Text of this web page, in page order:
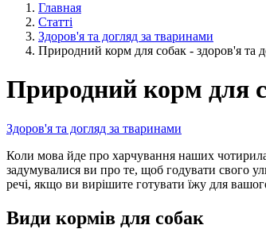
Главная
Статті
Здоров'я та догляд за тваринами
Природний корм для собак - здоров'я та
Природний корм для
Здоров'я та догляд за тваринами
Коли мова йде про харчування наших
задумувалися ви про те, щоб годувати свого
речі, якщо ви вирішите готувати їжу для
Види кормів для собак